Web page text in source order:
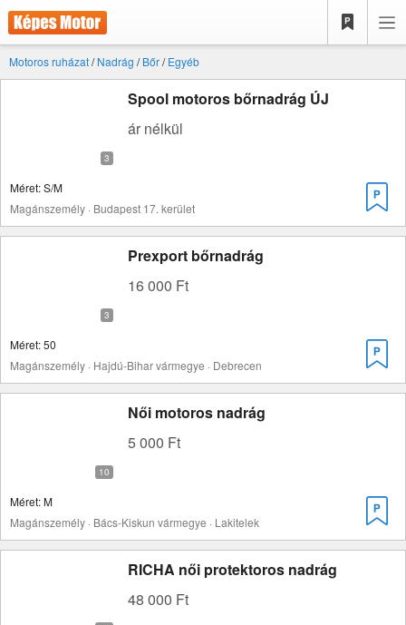
Motoros ruházat/Nadrág /Bőr/Egyéb
Spool motoros bőrnadrág ÚJ
ár nélkül
Méret: S/M
Magánszemély · Budapest 17. kerület
Prexport bőrnadrág
16 000 Ft
Méret: 50
Magánszemély · Hajdú-Bihar vármegye · Debrecen
Női motoros nadrág
5 000 Ft
Méret: M
Magánszemély · Bács-Kiskun vármegye · Lakitelek
RICHA női protektoros nadrág
48 000 Ft